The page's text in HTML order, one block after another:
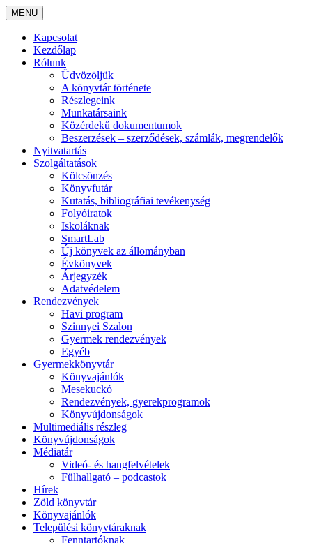
MENU
Kapcsolat
Kezdőlap
Rólunk
Üdvözöljük
A könyvtár története
Részlegeink
Munkatársaink
Közérdekű dokumentumok
Beszerzések – szerződések, számlák, megrendelők
Nyitvatartás
Szolgáltatások
Kölcsönzés
Könyvfutár
Kutatás, bibliográfiai tevékenység
Folyóiratok
Iskoláknak
SmartLab
Új könyvek az állományban
Évkönyvek
Árjegyzék
Adatvédelem
Rendezvények
Havi program
Szinnyei Szalon
Gyermek rendezvények
Egyéb
Gyermekkönyvtár
Könyvajánlók
Mesekuckó
Rendezvények, gyerekprogramok
Könyvújdonságok
Multimediális részleg
Könyvújdonságok
Médiatár
Videó- és hangfelvételek
Fülhallgató – podcastok
Hírek
Zöld könyvtár
Könyvajánlók
Települési könyvtáraknak
Fenntartóknak